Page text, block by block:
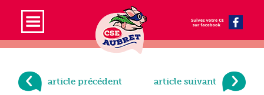
article précédent article suivant